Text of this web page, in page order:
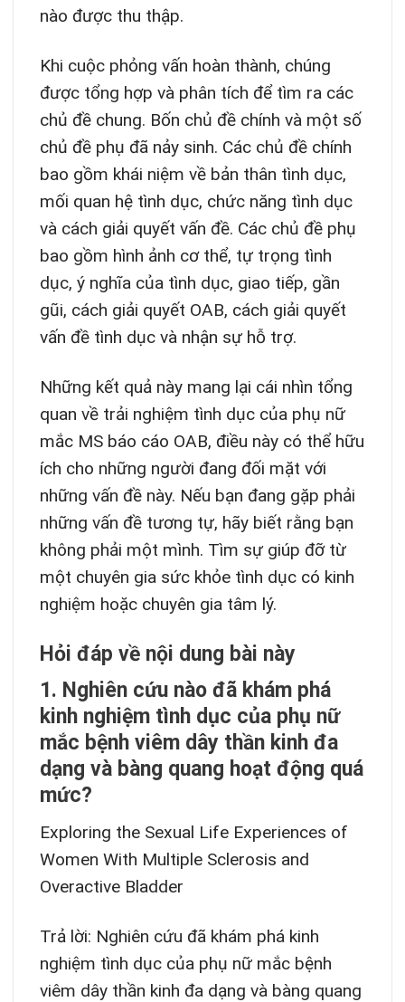
nào được thu thập.
Khi cuộc phỏng vấn hoàn thành, chúng
được tổng hợp và phân tích để tìm ra các
chủ đề chung. Bốn chủ đề chính và một số
chủ đề phụ đã nảy sinh. Các chủ đề chính
bao gồm khái niệm về bản thân tình dục,
mối quan hệ tình dục, chức năng tình dục
và cách giải quyết vấn đề. Các chủ đề phụ
bao gồm hình ảnh cơ thể, tự trọng tình
dục, ý nghĩa của tình dục, giao tiếp, gần
gũi, cách giải quyết OAB, cách giải quyết
vấn đề tình dục và nhận sự hỗ trợ.
Những kết quả này mang lại cái nhìn tổng
quan về trải nghiệm tình dục của phụ nữ
mắc MS báo cáo OAB, điều này có thể hữu
ích cho những người đang đối mặt với
những vấn đề này. Nếu bạn đang gặp phải
những vấn đề tương tự, hãy biết rằng bạn
không phải một mình. Tìm sự giúp đỡ từ
một chuyên gia sức khỏe tình dục có kinh
nghiệm hoặc chuyên gia tâm lý.
Hỏi đáp về nội dung bài này
1. Nghiên cứu nào đã khám phá
kinh nghiệm tình dục của phụ nữ
mắc bệnh viêm dây thần kinh đa
dạng và bàng quang hoạt động quá
mức?
Exploring the Sexual Life Experiences of
Women With Multiple Sclerosis and
Overactive Bladder
Trả lời: Nghiên cứu đã khám phá kinh
nghiệm tình dục của phụ nữ mắc bệnh
viêm dây thần kinh đa dạng và bàng quang